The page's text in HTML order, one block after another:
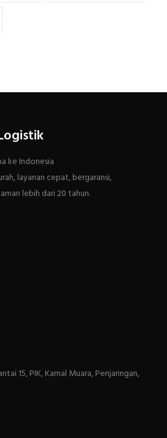
ke Indonesia
layanan cepat, bergaransi,
lebih dari 20 tahun.
15, PIK, Kamal Muara, Penjaringan,